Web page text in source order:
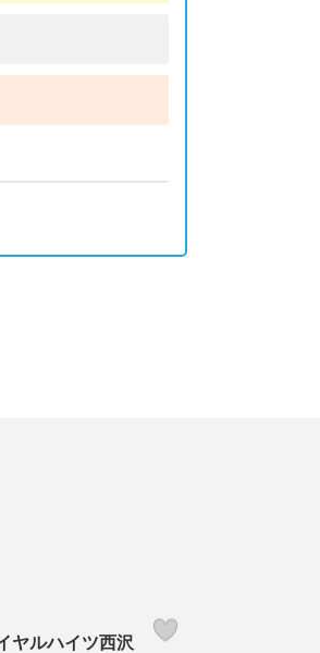
ヤルハイツ西沢